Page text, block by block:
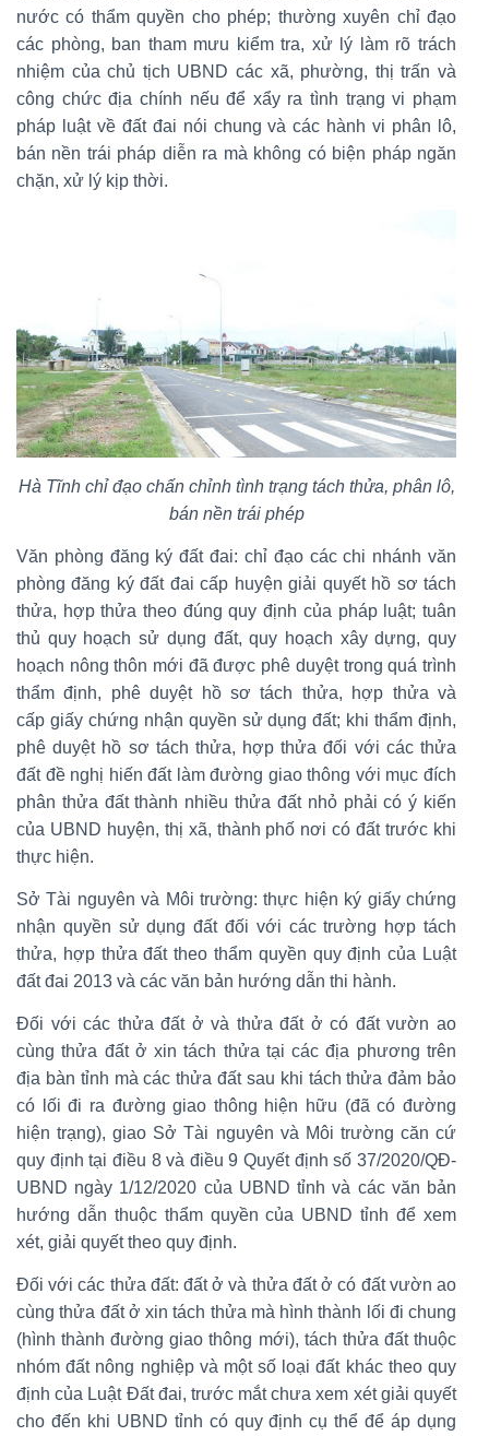
nước có thẩm quyền cho phép; thường xuyên chỉ đạo
các phòng, ban tham mưu kiểm tra, xử lý làm rõ trách
nhiệm của chủ tịch UBND các xã, phường, thị trấn và
công chức địa chính nếu để xẩy ra tình trạng vi phạm
pháp luật về đất đai nói chung và các hành vi phân lô,
bán nền trái pháp diễn ra mà không có biện pháp ngăn
chặn, xử lý kịp thời.
Hà Tĩnh chỉ đạo chấn chỉnh tình trạng tách thửa, phân lô,
bán nền trái phép
Văn phòng đăng ký đất đai: chỉ đạo các chi nhánh văn
phòng đăng ký đất đai cấp huyện giải quyết hồ sơ tách
thửa, hợp thửa theo đúng quy định của pháp luật; tuân
thủ quy hoạch sử dụng đất, quy hoạch xây dựng, quy
hoạch nông thôn mới đã được phê duyệt trong quá trình
thẩm định, phê duyệt hồ sơ tách thửa, hợp thửa và
cấp giấy chứng nhận quyền sử dụng đất; khi thẩm định,
phê duyệt hồ sơ tách thửa, hợp thửa đối với các thửa
đất đề nghị hiến đất làm đường giao thông với mục đích
phân thửa đất thành nhiều thửa đất nhỏ phải có ý kiến
của UBND huyện, thị xã, thành phố nơi có đất trước khi
thực hiện.
Sở Tài nguyên và Môi trường: thực hiện ký giấy chứng
nhận quyền sử dụng đất đối với các trường hợp tách
thửa, hợp thửa đất theo thẩm quyền quy định của Luật
đất đai 2013 và các văn bản hướng dẫn thi hành.
Đối với các thửa đất ở và thửa đất ở có đất vườn ao
cùng thửa đất ở xin tách thửa tại các địa phương trên
địa bàn tỉnh mà các thửa đất sau khi tách thửa đảm bảo
có lối đi ra đường giao thông hiện hữu (đã có đường
hiện trạng), giao Sở Tài nguyên và Môi trường căn cứ
quy định tại điều 8 và điều 9 Quyết định số 37/2020/QĐ-
UBND ngày 1/12/2020 của UBND tỉnh và các văn bản
hướng dẫn thuộc thẩm quyền của UBND tỉnh để xem
xét, giải quyết theo quy định.
Đối với các thửa đất: đất ở và thửa đất ở có đất vườn ao
cùng thửa đất ở xin tách thửa mà hình thành lối đi chung
(hình thành đường giao thông mới), tách thửa đất thuộc
nhóm đất nông nghiệp và một số loại đất khác theo quy
định của Luật Đất đai, trước mắt chưa xem xét giải quyết
cho đến khi UBND tỉnh có quy định cụ thể để áp dụng